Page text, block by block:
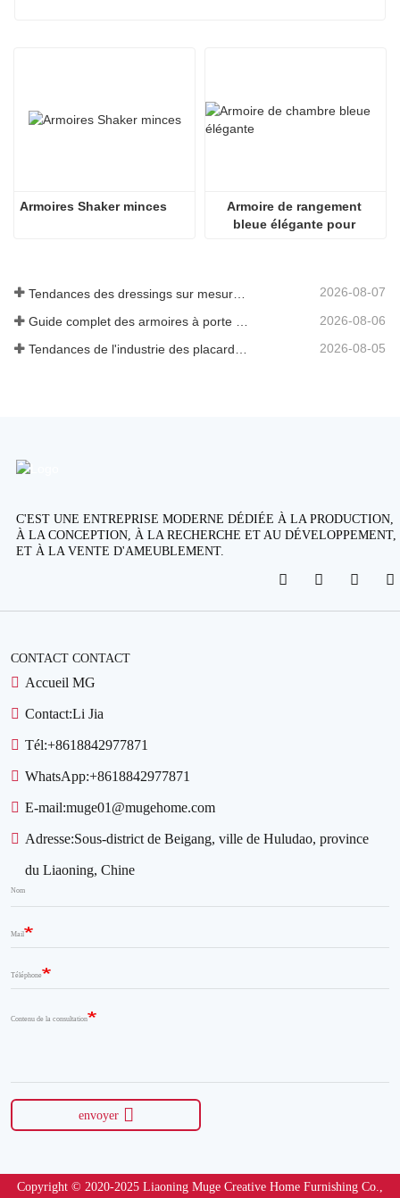
Armoires Shaker minces
Armoire de rangement
bleue élégante pour
2026-08-07
2026-08-06
Tendances de l'industrie des placards et armoires de cuisine sur mesure 2026 2026-08-05
C'EST UNE ENTREPRISE MODERNE DÉDIÉE À LA PRODUCTION,
À LA CONCEPTION, À LA RECHERCHE ET AU DÉVELOPPEMENT,
ET À LA VENTE D'AMEUBLEMENT.
CONTACT CONTACT
Accueil MG
Contact:Li Jia
Tél:+8618842977871
WhatsApp:+8618842977871
E-mail:muge01@mugehome.com
Adresse:Sous-district de Beigang, ville de Huludao, province
du Liaoning, Chine
Nom
Mail
Téléphone
Contenu de la consultation
envoyer
Copyright © 2020-2025 Liaoning Muge Creative Home Furnishing Co.,